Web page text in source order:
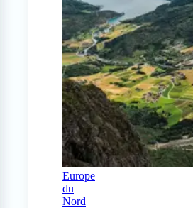
Europe
du
Nord